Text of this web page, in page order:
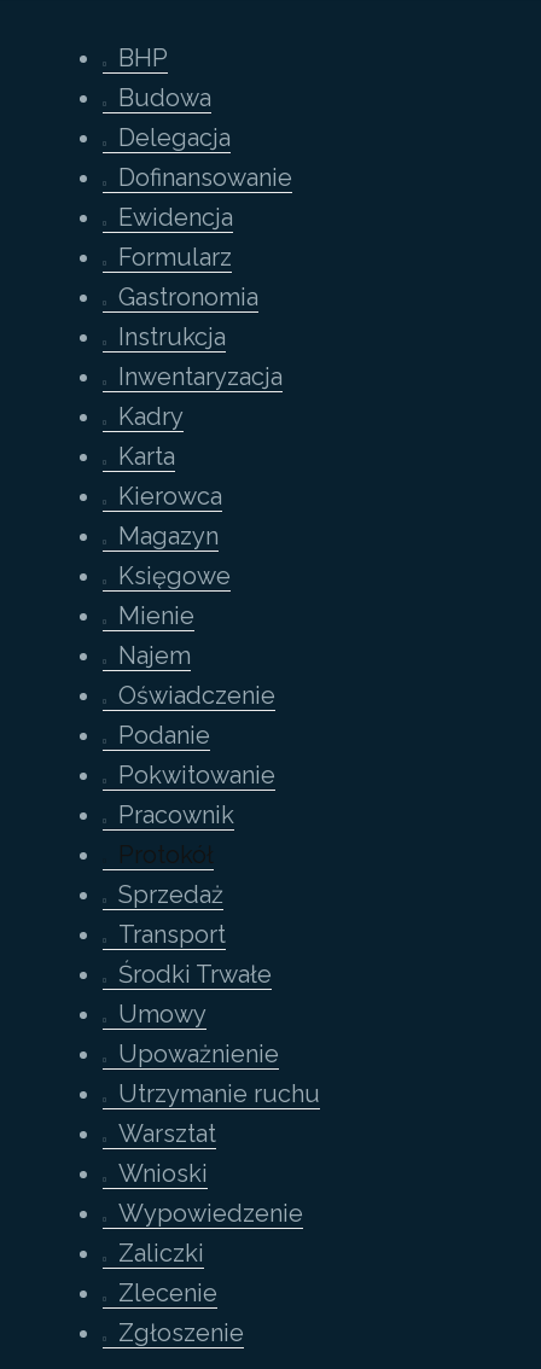
BHP
Budowa
Delegacja
Dofinansowanie
Ewidencja
Formularz
Gastronomia
Instrukcja
Inwentaryzacja
Kadry
Karta
Kierowca
Magazyn
Księgowe
Mienie
Najem
Oświadczenie
Podanie
Pokwitowanie
Pracownik
Protokół
Sprzedaż
Transport
Środki Trwałe
Umowy
Upoważnienie
Utrzymanie ruchu
Warsztat
Wnioski
Wypowiedzenie
Zaliczki
Zlecenie
Zgłoszenie